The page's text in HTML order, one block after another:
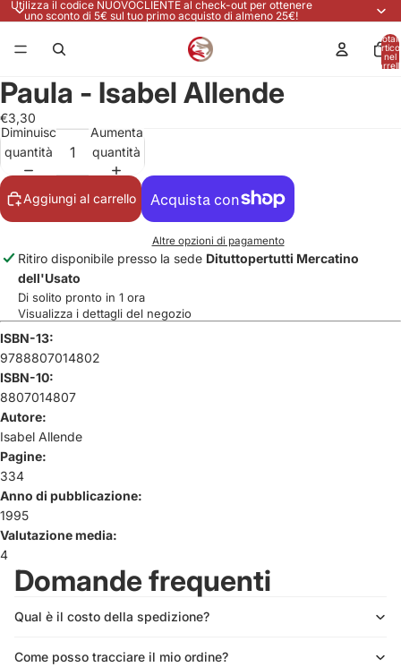
Utilizza il codice NUOVOCLIENTE al check-out per ottenere
uno sconto di 5€ sul tuo primo acquisto di almeno 25€!
nel
Paula - Isabel Allende
€3,30
Diminuisci
quantità
Aumenta
quantità
Aggiungi al carrello
Altre opzioni di pagamento
Ritiro disponibile presso la sede Dituttopertutti Mercatino
dell'Usato
Di solito pronto in 1 ora
Visualizza i dettagli del negozio
ISBN-13:
9788807014802
ISBN-10:
8807014807
Autore:
Isabel Allende
Pagine:
334
Anno di pubblicazione:
1995
Valutazione media:
4
Domande frequenti
Qual è il costo della spedizione?
Come posso tracciare il mio ordine?